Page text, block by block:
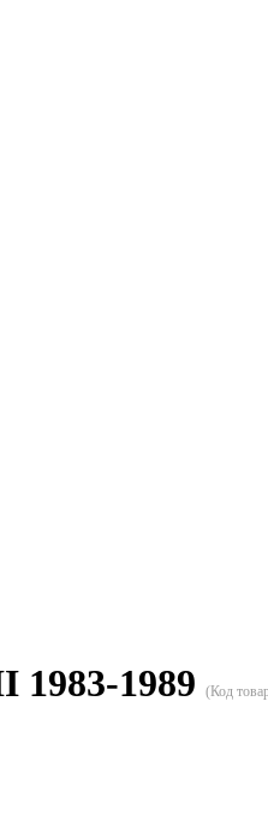
1983-1989 (Код